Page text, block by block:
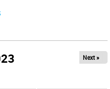
Next »